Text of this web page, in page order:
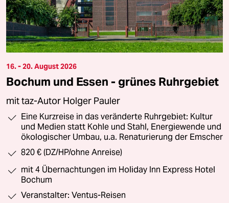
16. - 20. August 2026
Bochum und Essen - grünes Ruhrgebiet
mit taz-Autor Holger Pauler
Eine Kurzreise in das veränderte Ruhrgebiet: Kultur
und Medien statt Kohle und Stahl, Energiewende und
ökologischer Umbau, u.a. Renaturierung der Emscher
820 € (DZ/HP/ohne Anreise)
mit 4 Übernachtungen im Holiday Inn Express Hotel
Bochum
Veranstalter: Ventus-Reisen